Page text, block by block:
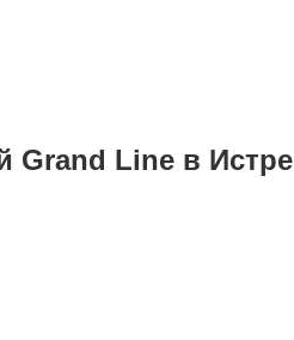
Grand Line в Истре